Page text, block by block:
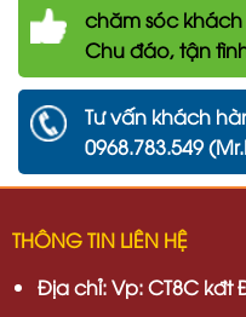
chămsóc
Chu đáo, tận
Tư vấn khách
0968.783.549
THÔNG TIN LIÊN HỆ
Địa chỉ: Vp: CT8C kđt